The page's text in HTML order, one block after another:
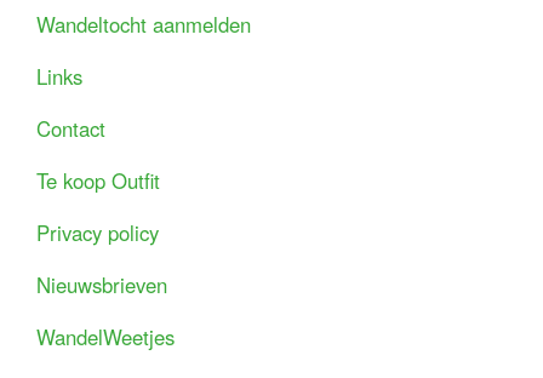
Wandeltocht aanmelden
Links
Contact
Te koop Outfit
Privacy policy
Nieuwsbrieven
WandelWeetjes